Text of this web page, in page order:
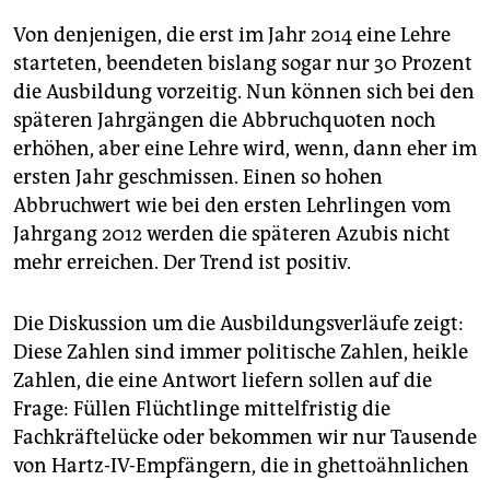
Von denjenigen, die erst im Jahr 2014 eine Lehre
starteten, beendeten bislang sogar nur 30 Prozent
die Ausbildung vorzeitig. Nun können sich bei den
späteren Jahrgängen die Abbruchquoten noch
erhöhen, aber eine Lehre wird, wenn, dann eher im
ersten Jahr geschmissen. Einen so hohen
Abbruchwert wie bei den ersten Lehrlingen vom
Jahrgang 2012 werden die späteren Azubis nicht
mehr erreichen. Der Trend ist positiv.
Die Diskussion um die Ausbildungsverläufe zeigt:
Diese Zahlen sind immer politische Zahlen, heikle
Zahlen, die eine Antwort liefern sollen auf die
Frage: Füllen Flüchtlinge mittelfristig die
Fachkräftelücke oder bekommen wir nur Tausende
von Hartz-IV-Empfängern, die in ghettoähnlichen